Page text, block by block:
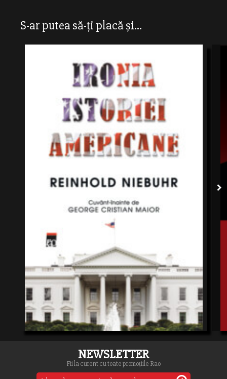
S-ar putea să-ți placă și...
NEWSLETTER
Fii la curent cu toate promoțiile Rao